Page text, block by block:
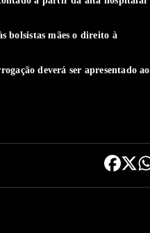
bolsistas mães o direito à
deverá ser apresentado ao